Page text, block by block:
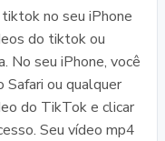
no seu iPhone
do tiktok ou
No seu iPhone, você
Safari ou qualquer
do TikTok e clicar
Seu vídeo mp4